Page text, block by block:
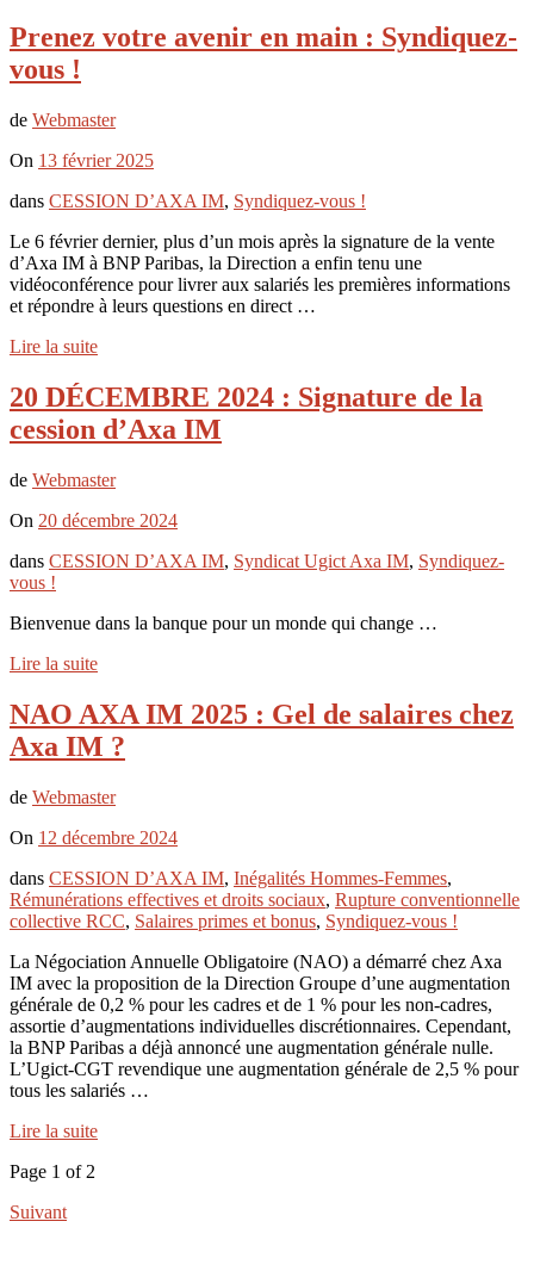
Prenez votre avenir en main : Syndiquez-
vous !
de Webmaster
On 13 février 2025
dans CESSION D’AXA IM, Syndiquez-vous !
Le 6 février dernier, plus d’un mois après la signature de la vente
d’Axa IM à BNP Paribas, la Direction a enfin tenu une
vidéoconférence pour livrer aux salariés les premières informations
et répondre à leurs questions en direct …
Lire la suite
20 DÉCEMBRE 2024 : Signature de la
cession d’Axa IM
de Webmaster
On 20 décembre 2024
dans CESSION D’AXA IM, Syndicat Ugict Axa IM, Syndiquez-
vous !
Bienvenue dans la banque pour un monde qui change …
Lire la suite
NAO AXA IM 2025 : Gel de salaires chez
Axa IM ?
de Webmaster
On 12 décembre 2024
dans CESSION D’AXA IM, Inégalités Hommes-Femmes,
Rémunérations effectives et droits sociaux, Rupture conventionnelle
collective RCC, Salaires primes et bonus, Syndiquez-vous !
La Négociation Annuelle Obligatoire (NAO) a démarré chez Axa
IM avec la proposition de la Direction Groupe d’une augmentation
générale de 0,2 % pour les cadres et de 1 % pour les non-cadres,
assortie d’augmentations individuelles discrétionnaires. Cependant,
la BNP Paribas a déjà annoncé une augmentation générale nulle.
L’Ugict-CGT revendique une augmentation générale de 2,5 % pour
tous les salariés …
Lire la suite
Page 1 of 2
Suivant